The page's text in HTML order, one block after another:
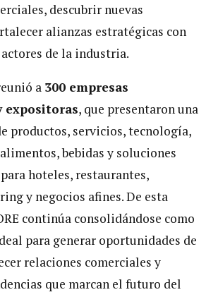
descubrir nuevas
alianzas estratégicas con
de la industria.
a 300 empresas
expositoras, que presentaron una
productos, servicios, tecnología,
bebidas y soluciones
hoteles, restaurantes,
y negocios afines. De esta
continúa consolidándose como
para generar oportunidades de
relaciones comerciales y
que marcan el futuro del